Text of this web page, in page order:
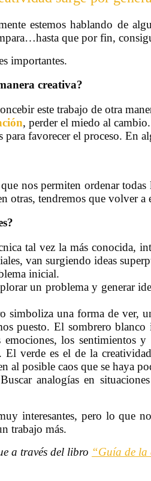
estemos hablando de
que por fin,
importantes.
creativa?
este trabajo de otra
, perder el miedo al cambio.
para favorecer el proceso. En
nos permiten ordenar
otras, tendremos que volver a
tal vez la más conocida,
van surgiendo ideas
inicial.
un problema y generar
simboliza una forma de ver,
puesto. El sombrero blanco
emociones, los
verde es el de la
al posible caos que se haya
analogías en
interesantes, pero lo que
trabajo más.
a través del libro “Guía de la